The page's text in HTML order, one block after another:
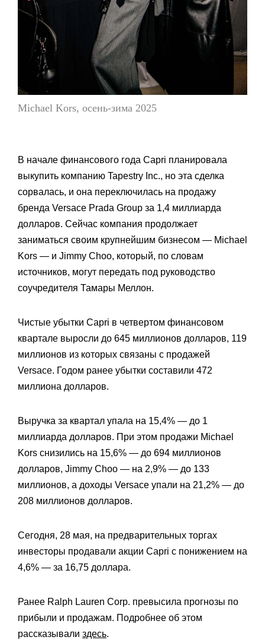
Michael Kors, осень-зима 2025
В начале финансового года Capri планировала
выкупить компанию Tapestry Inc., но эта сделка
сорвалась, и она переключилась на продажу
бренда Versace Prada Group за 1,4 миллиарда
долларов. Сейчас компания продолжает
заниматься своим крупнейшим бизнесом — Michael
Kors — и Jimmy Choo, который, по словам
источников, могут передать под руководство
соучредителя Тамары Меллон.
Чистые убытки Capri в четвертом финансовом
квартале выросли до 645 миллионов долларов, 119
миллионов из которых связаны с продажей
Versace. Годом ранее убытки составили 472
миллиона долларов.
Выручка за квартал упала на 15,4% — до 1
миллиарда долларов. При этом продажи Michael
Kors снизились на 15,6% — до 694 миллионов
долларов, Jimmy Choo — на 2,9% — до 133
миллионов, а доходы Versace упали на 21,2% — до
208 миллионов долларов.
Сегодня, 28 мая, на предварительных торгах
инвесторы продавали акции Capri с понижением на
4,6% — за 16,75 доллара.
Ранее Ralph Lauren Corp. превысила прогнозы по
прибыли и продажам. Подробнее об этом
рассказывали здесь.